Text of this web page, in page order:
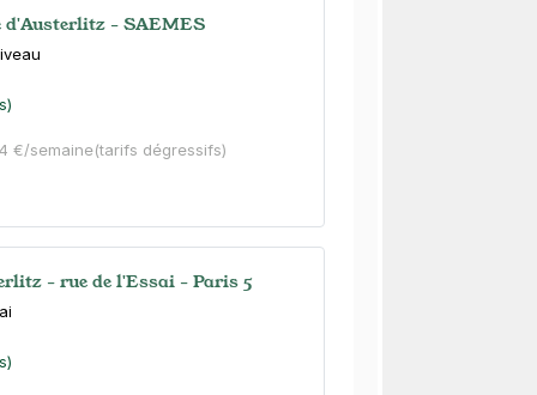
d'Austerlitz - SAEMES
€/semaine(tarifs dégressifs)
- rue de l'Essai - Paris 5